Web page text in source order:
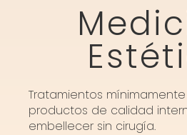
Tratamientos
productos de calidad
embellecer sin cirugía.